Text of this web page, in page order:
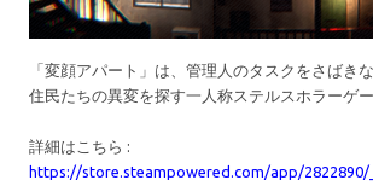
「変顔アパート」は、管理人のタスクをさばき
住民たちの異変を探す一人称ステルスホラーゲー
詳細はこちら :
https://store.steampowered.com/app/2822890/